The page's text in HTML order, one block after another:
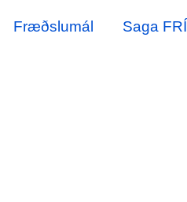
Fræðslumál Saga FRÍ